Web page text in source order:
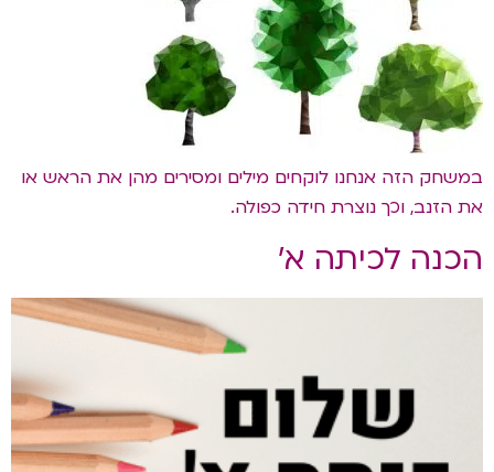
במשחק הזה אנחנו לוקחים מילים ומסירים מהן את הראש או
את הזנב, וכך נוצרת חידה כפולה.
הכנה לכיתה א'